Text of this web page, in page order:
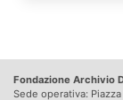
Fondazione Archivio
Sede operativa: